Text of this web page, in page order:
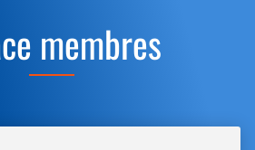
membres